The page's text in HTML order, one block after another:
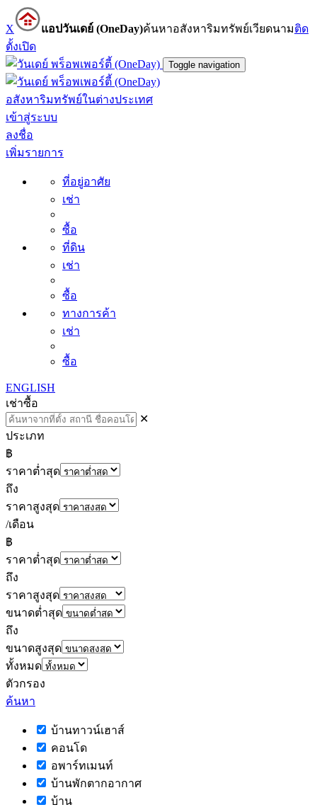
X แอปวันเดย์ (OneDay)ค้นหาอสังหาริมทรัพย์เวียดนามติด
ตั้งเปิด
Toggle navigation
อสังหาริมทรัพย์ในต่างประเทศ
เข้าสู่ระบบ
ลงชื่อ
เพิ่มรายการ
ที่อยู่อาศัย
เช่า
ซื้อ
ที่ดิน
เช่า
ซื้อ
ทางการค้า
เช่า
ซื้อ
ENGLISH
เช่าซื้อ
✕
ประเภท
฿
ราคาต่ำสุด
ถึง
ราคาสูงสุด
/เดือน
฿
ราคาต่ำสุด
ถึง
ราคาสูงสุด
ขนาดต่ำสุด
ถึง
ขนาดสูงสุด
ทั้งหมด
ตัวกรอง
ค้นหา
บ้านทาวน์เฮาส์
คอนโด
อพาร์ทเมนท์
บ้านพักตากอากาศ
บ้าน